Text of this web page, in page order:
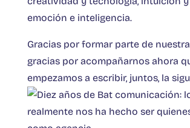
emoción e inteligencia.
Gracias por formar parte de
gracias por acompañarnos ahora
empezamos a escribir, juntos, la